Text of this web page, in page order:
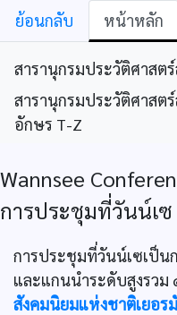
ย้อนกลับ หน้าหลัก
สารานุกรมประวัติศาสต
สารานุกรมประวัติศาสต
อักษร T-Z
Wannsee
การประชุมที่วันน์เ
การประชุมที่วันน์เซเป็
และแกนนำระดับสูงรวม
สังคมนิยมแห่งชาติเยอร